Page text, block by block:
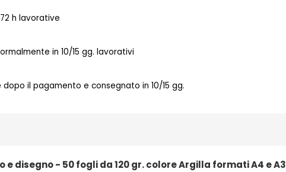
h lavorative
in 10/15 gg. lavorativi
dopo il pagamento e consegnato in 10/15 gg.
disegno - 50 fogli da 120 gr. colore Argilla formati A4 e A3